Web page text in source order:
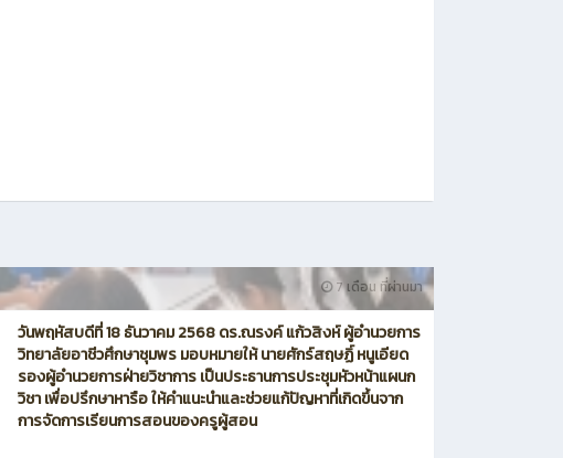
7 เดือน ที่ผ่านมา
วันพฤหัสบดีที่ 18 ธันวาคม 2568 ดร.ณรงค์ แก้วสิงห์ ผู้อำนวยการ
วิทยาลัยอาชีวศึกษาชุมพร มอบหมายให้ นายศักร์สฤษฏิ์ หนูเอียด
รองผู้อำนวยการฝ่ายวิชาการ เป็นประธานการประชุมหัวหน้าแผนก
วิชา เพื่อปรึกษาหารือ ให้คำแนะนำและช่วยแก้ปัญหาที่เกิดขึ้นจาก
การจัดการเรียนการสอนของครูผู้สอน